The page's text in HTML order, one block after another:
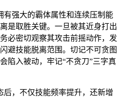
有强大的霸体属性和连续压制能
是取胜关键。一旦被其近身打出
必密切观察其攻击前摇动作，发
避技能脱离范围。切记不可贪图
陷入被动，牢记“不贪刀”三字真
后，不仅技能频率提升，还新增